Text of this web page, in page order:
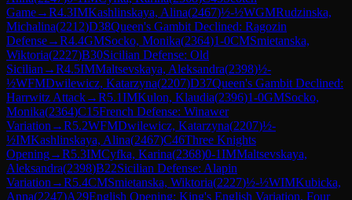
Game→R4.3IMKashlinskaya, Alina(2467)½-½WGMRudzinska,
Michalina(2212)D38Queen's Gambit Declined: Ragozin
Defense→R4.4GMSocko, Monika(2364)1-0CMSmietanska,
Wiktoria(2227)B30Sicilian Defense: Old
Sicilian →R4.5IMMaltsevskaya, Aleksandra(2398)½-
½WFMDwilewicz, Katarzyna(2207)D37Queen's Gambit Declined:
Harrwitz Attack→R5.1IMKulon, Klaudia(2396)1-0GMSocko,
Monika(2364)C15French Defense: Winawer
Variation →R5.2WFMDwilewicz, Katarzyna(2207)½-
½IMKashlinskaya, Alina(2467)C46Three Knights
Opening→R5.3IMCyfka, Karina(2368)0-1IMMaltsevskaya,
Aleksandra(2398)B22Sicilian Defense: Alapin
Variation →R5.4CMSmietanska, Wiktoria(2227)½-½WIMKubicka,
Anna(2247)A29English Opening: King's English Variation, Four